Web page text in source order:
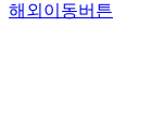
해외이동버튼